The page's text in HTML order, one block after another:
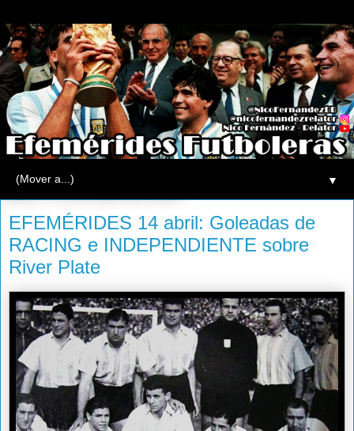
▼
lunes, 14 de abril de 2014
EFEMÉRIDES 14 abril: Goleadas de
RACING e INDEPENDIENTE sobre
River Plate